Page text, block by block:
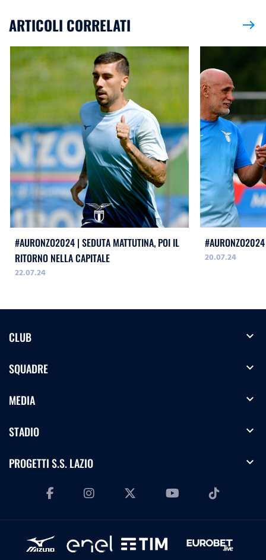
ARTICOLI CORRELATI east
#AURONZO2024 | SEDUTA MATTUTINA, POI IL
RITORNO NELLA CAPITALE
22.07.24
20.07.24
CLUB expand_more
SQUADRE expand_more
MEDIA expand_more
STADIO expand_more
PROGETTI S.S. LAZIO expand_more